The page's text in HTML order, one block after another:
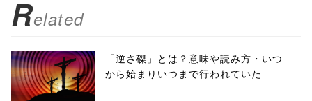
Related
「逆さ磔」とは？意味や読み方・いつ
から始まりいつまで行われていた